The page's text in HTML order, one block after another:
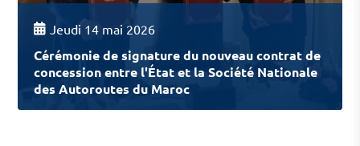
Jeudi 14 mai 2026
Cérémonie de signature du nouveau contrat de
concession entre l'État et la Société Nationale
des Autoroutes du Maroc